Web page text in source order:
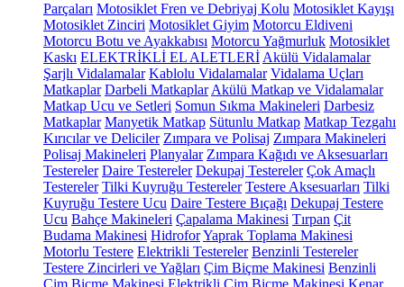
Parçaları Motosiklet Fren ve Debriyaj Kolu Motosiklet Kayışı
Motosiklet Zinciri Motosiklet Giyim Motorcu Eldiveni
Motorcu Botu ve Ayakkabısı Motorcu Yağmurluk Motosiklet
Kaskı ELEKTRİKLİ EL ALETLERİ Akülü Vidalamalar
Şarjlı Vidalamalar Kablolu Vidalamalar Vidalama Uçları
Matkaplar Darbeli Matkaplar Akülü Matkap ve Vidalamalar
Matkap Ucu ve Setleri Somun Sıkma Makineleri Darbesiz
Matkaplar Manyetik Matkap Sütunlu Matkap Matkap Tezgahı
Kırıcılar ve Deliciler Zımpara ve Polisaj Zımpara Makineleri
Polisaj Makineleri Planyalar Zımpara Kağıdı ve Aksesuarları
Testereler Daire Testereler Dekupaj Testereler Çok Amaçlı
Testereler Tilki Kuyruğu Testereler Testere Aksesuarları Tilki
Kuyruğu Testere Ucu Daire Testere Bıçağı Dekupaj Testere
Ucu Bahçe Makineleri Çapalama Makinesi Tırpan Çit
Budama Makinesi HidroforYaprak Toplama Makinesi
Motorlu Testere Elektrikli Testereler Benzinli Testereler
Testere Zincirleri ve Yağları Çim Biçme Makinesi Benzinli
Çim Biçme Makinesi Elektrikli Çim Biçme Makinesi Kenar